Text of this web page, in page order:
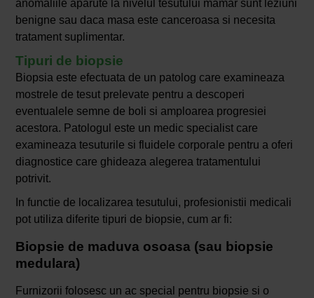
anomaliile aparute la nivelul tesutului mamar sunt leziuni
benigne sau daca masa este canceroasa si necesita
tratament suplimentar.
Tipuri de biopsie
Biopsia este efectuata de un patolog care examineaza
mostrele de tesut prelevate pentru a descoperi
eventualele semne de boli si amploarea progresiei
acestora. Patologul este un medic specialist care
examineaza tesuturile si fluidele corporale pentru a oferi
diagnostice care ghideaza alegerea tratamentului
potrivit.
In functie de localizarea tesutului, profesionistii medicali
pot utiliza diferite tipuri de biopsie, cum ar fi:
Biopsie de maduva osoasa (sau biopsie
medulara)
Furnizorii folosesc un ac special pentru biopsie si o